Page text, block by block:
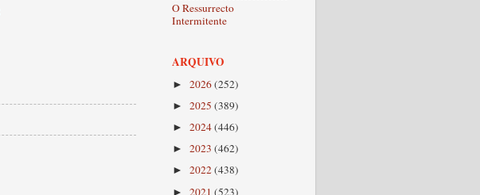
O Ressurrecto
Intermitente
ARQUIVO
► 2026(252)
► 2025 (389)
► 2024(446)
► 2023 (462)
► 2022(438)
► 2021 (523)